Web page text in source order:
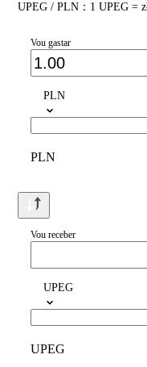
UPEG / PLN：1 UPEG =
Vou gastar
PLN
PLN
Vou receber
UPEG
UPEG